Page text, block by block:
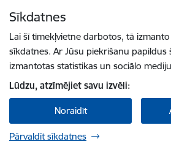
Sīkdatnes
Lai šī tīmekļvietne darbotos, tā
sīkdatnes. Ar Jūsu piekrišanu papildus
izmantotas statistikas un sociālo
Lūdzu, atzīmējiet savu izvēli:
Noraidīt
Pārvaldīt sīkdatnes